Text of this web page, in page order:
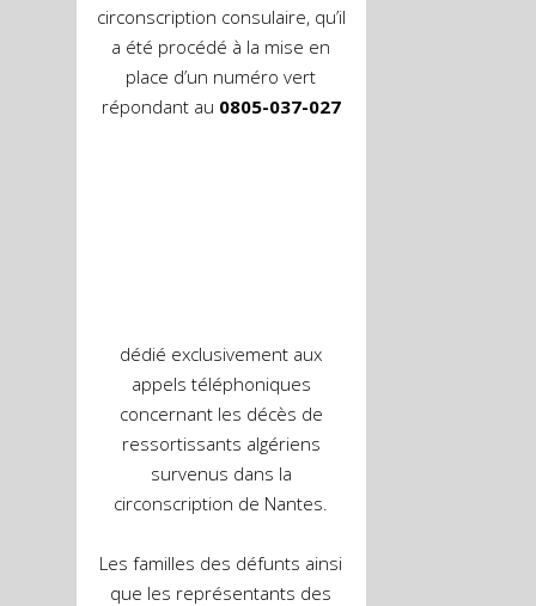
circonscription consulaire, qu’il
a été procédé à la mise en
place d’un numéro vert
répondant au 0805-037-027
dédié exclusivement aux
appels téléphoniques
concernant les décès de
ressortissants algériens
survenus dans la
circonscription de Nantes.
Les familles des défunts ainsi
que les représentants des